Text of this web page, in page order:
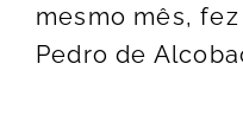
mesmo mês,
Pedro de